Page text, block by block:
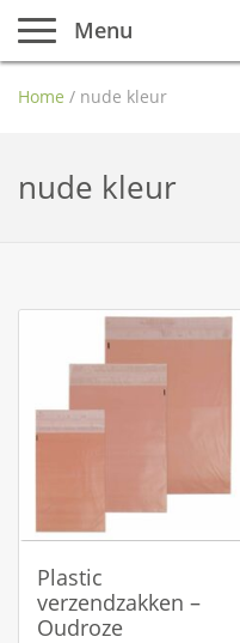
Menu
Home / nude kleur
nude kleur
Plastic
verzendzakken –
Oudroze